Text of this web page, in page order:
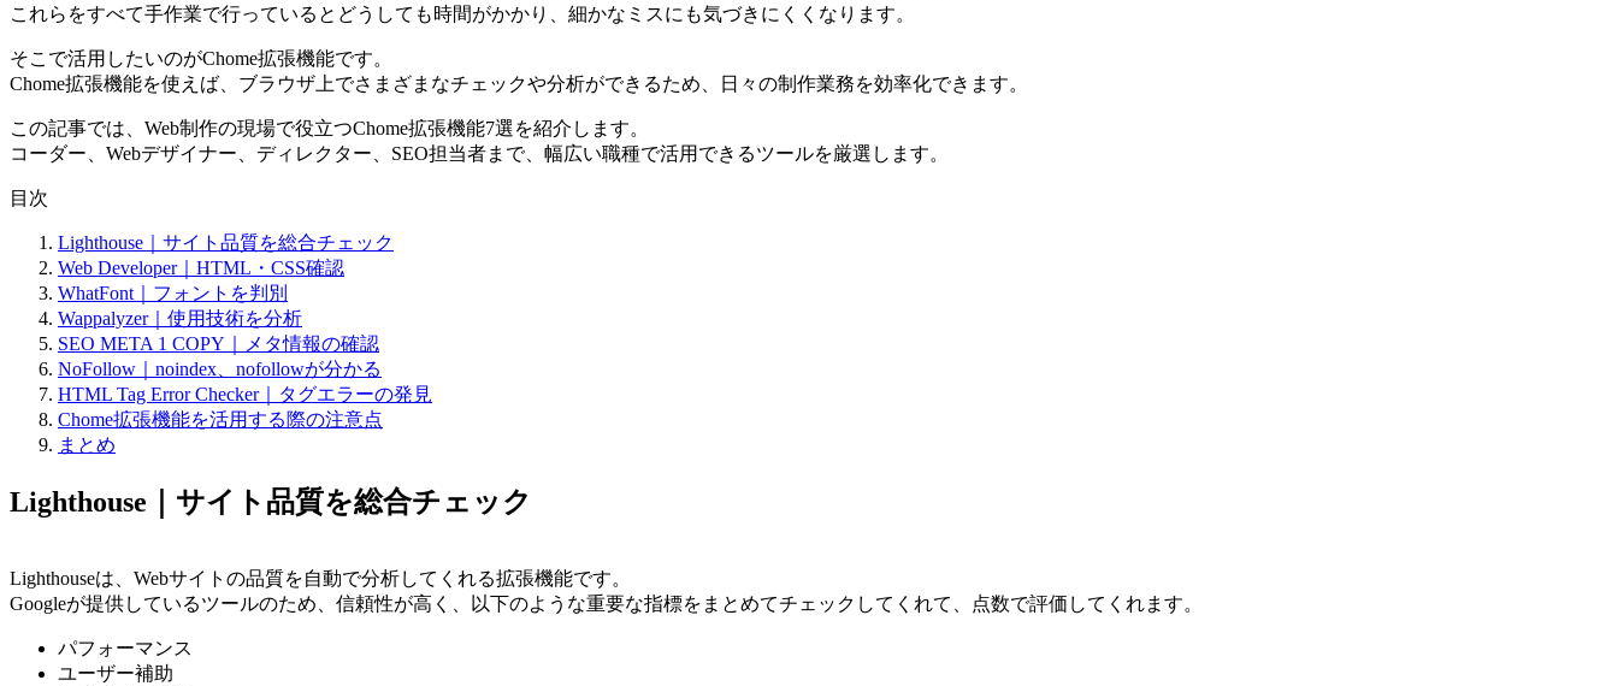
これらをすべて手作業で行っているとどうしても時間がかかり、細かなミスにも気づきにくくなります。
そこで活用したいのがChome拡張機能です。
Chome拡張機能を使えば、ブラウザ上でさまざまなチェックや分析ができるため、日々の制作業務を効率化できます。
この記事では、Web制作の現場で役立つChome拡張機能7選を紹介します。
コーダー、Webデザイナー、ディレクター、SEO担当者まで、幅広い職種で活用できるツールを厳選します。
目次
Lighthouse｜サイト品質を総合チェック
Web Developer｜HTML・CSS確認
WhatFont｜フォントを判別
Wappalyzer｜使用技術を分析
SEO META 1 COPY｜メタ情報の確認
NoFollow｜noindex、nofollowが分かる
HTML Tag Error Checker｜タグエラーの発見
Chome拡張機能を活用する際の注意点
まとめ
Lighthouse｜サイト品質を総合チェック
Lighthouseは、Webサイトの品質を自動で分析してくれる拡張機能です。
Googleが提供しているツールのため、信頼性が高く、以下のような重要な指標をまとめてチェックしてくれて、点数で評価してくれます。
パフォーマンス
ユーザー補助